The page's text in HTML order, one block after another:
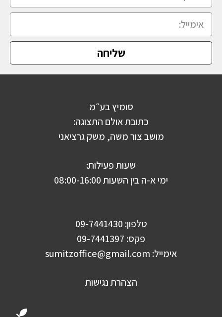
שליחה
סומיץ בע״מ
כתובת אולם התצוגה:
מושב צור משה, משק גרציאני
שעות פעילות:
ימי א-ה בין השעות 08:00-16:00
טלפון: 09-7441430
פקס: 09-7441397
אימייל: sumitzoffice@gmail.com
הצהרת נגישות